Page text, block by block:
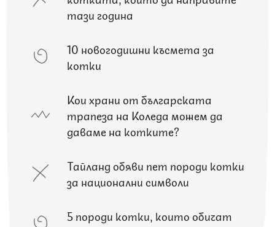
тази година
10 новогодишни късмета за
котки
Кои храни от българската
трапеза на Коледа можем да
даваме на котките?
Тайланд обяви пет породи котки
за национални символи
5 породи котки, които обичат